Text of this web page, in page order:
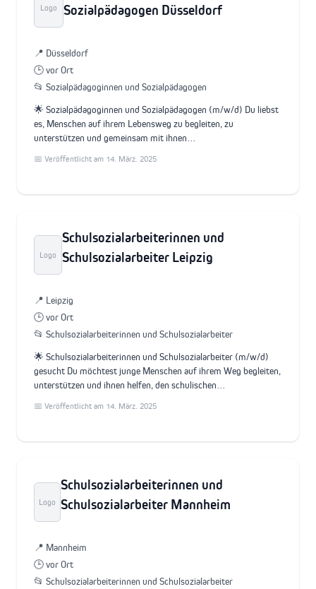
Logo Sozialpädagogen Düsseldorf
📍 Düsseldorf
🕒 vor Ort
📂 Sozialpädagoginnen und Sozialpädagogen
🌟 Sozialpädagoginnen und Sozialpädagogen (m/w/d) Du liebst
es, Menschen auf ihrem Lebensweg zu begleiten, zu
unterstützen und gemeinsam mit ihnen…
📅 Veröffentlicht am 14. März. 2025
Logo
Schulsozialarbeiterinnen und
Schulsozialarbeiter Leipzig
📍 Leipzig
🕒 vor Ort
📂 Schulsozialarbeiterinnen und Schulsozialarbeiter
🌟 Schulsozialarbeiterinnen und Schulsozialarbeiter (m/w/d)
gesucht Du möchtest junge Menschen auf ihrem Weg begleiten,
unterstützen und ihnen helfen, den schulischen…
📅 Veröffentlicht am 14. März. 2025
Logo
Schulsozialarbeiterinnen und
Schulsozialarbeiter Mannheim
📍 Mannheim
🕒 vor Ort
📂 Schulsozialarbeiterinnen und Schulsozialarbeiter